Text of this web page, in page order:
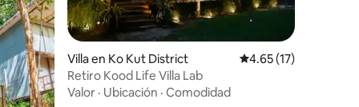
Villa en Ko Kut District Calificación
4.65 (17)
Retiro Kood Life Villa Lab
Valor · Ubicación · Comodidad